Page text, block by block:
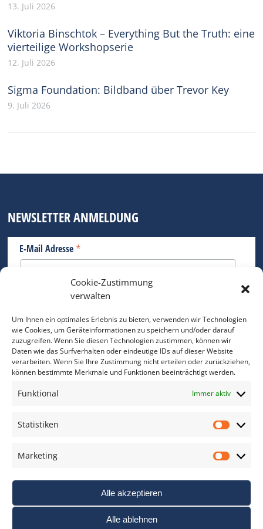
Cookie-Zustimmung
verwalten
Um Ihnen ein optimales Erlebnis zu bieten, verwenden wir Technologien
wie Cookies, um Geräteinformationen zu speichern und/oder darauf
zuzugreifen. Wenn Sie diesen Technologien zustimmen, können wir
Daten wie das Surfverhalten oder eindeutige IDs auf dieser Website
verarbeiten. Wenn Sie Ihre Zustimmung nicht erteilen oder zurückziehen,
können bestimmte Merkmale und Funktionen beeinträchtigt werden.
Funktional Immer aktiv
Statistiken
Marketing
Alle akzeptieren
Alle ablehnen
13. Juli 2026
Viktoria Binschtok – Everything But the Truth: eine
vierteilige Workshopserie
12. Juli 2026
Sigma Foundation: Bildband über Trevor Key
9. Juli 2026
NEWSLETTER ANMELDUNG
E-Mail Adresse *
Bitte geben Sie Ihre E-Mail Adresse ein.
*